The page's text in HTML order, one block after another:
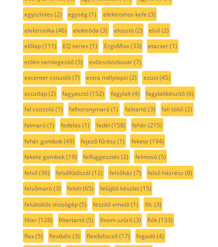
egyszintes (2) egység(1) elektromos kefe (3)
elektronika (46) elektróda (3) elosztó(2) első(2)
előlap(111) EQ series (1) ErgoMixx(33) etazser(1)
etilén semlegesítő(3) evőeszközkosár(7)
excenter csiszoló(7) extra mélytepsi (2) ezüst(45)
ezüstlap(2) fagyasztó(152) fagylalt(4) fagylaltkészítő(6)
fal csiszoló(1) falhoronymaró(1) falitartó(3) fali töltő(2)
falmaró(1) fedeles (1) fedél (158) fehér(215)
fehér gombok(49) fejező fűrész (1) fekete (194)
fekete gombok(19) felfüggesztés (2) felmosó(5)
felső(36) felsőfűtőszál (12) felsőház (7) felső házrész (8)
felsőmaró(3) feltét(65) felújító készlet(15)
felültöltős mosógép(5) feszítő emelő(1) filc(3)
filter(128) filtertartó(5) finom szűrő(3) fiók(133)
flex(5) flexibilis (3) flexibiliscső(17) fogadó(4)